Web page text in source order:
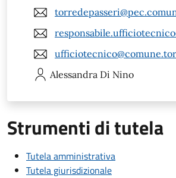
Alessandra Di Nino
Strumenti di tutela
Tutela amministrativa
Tutela giurisdizionale